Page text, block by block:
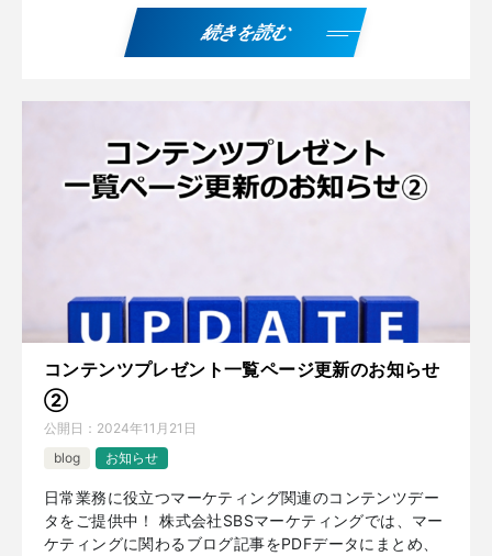
続きを読む
コンテンツプレゼント一覧ページ更新のお知らせ
②
公開日： 2024年11月21日
blog
お知らせ
日常業務に役立つマーケティング関連のコンテンツデー
タをご提供中！ 株式会社SBSマーケティングでは、マー
ケティングに関わるブログ記事をPDFデータにまとめ、